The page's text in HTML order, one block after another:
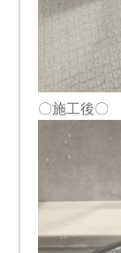
〇施工後〇